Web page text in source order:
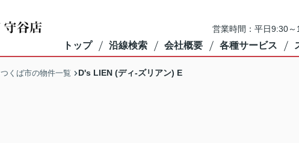
営業時間：平日9:30
トップ 沿線検索 会社概要 各種サービス
つくば市の物件一覧 D's LIEN (ディ-ズリアン) E